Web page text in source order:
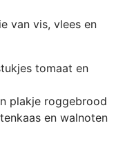
van vis, vlees en
tomaat en
plakje roggebrood
en walnoten